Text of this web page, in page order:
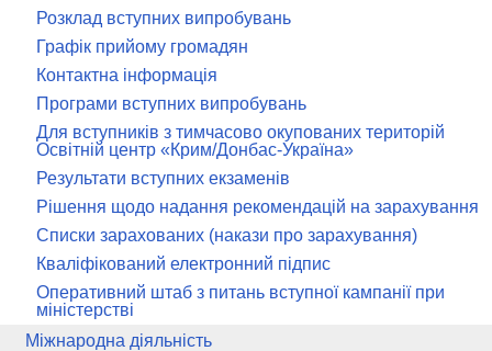
Розклад вступних випробувань
Графік прийому громадян
Контактна інформація
Програми вступних випробувань
Для вступників з тимчасово окупованих територій
Освітній центр «Крим/Донбас-Україна»
Результати вступних екзаменів
Рішення щодо надання рекомендацій на зарахування
Списки зарахованих (накази про зарахування)
Кваліфікований електронний підпис
Оперативний штаб з питань вступної кампанії при
міністерстві
Міжнародна діяльність